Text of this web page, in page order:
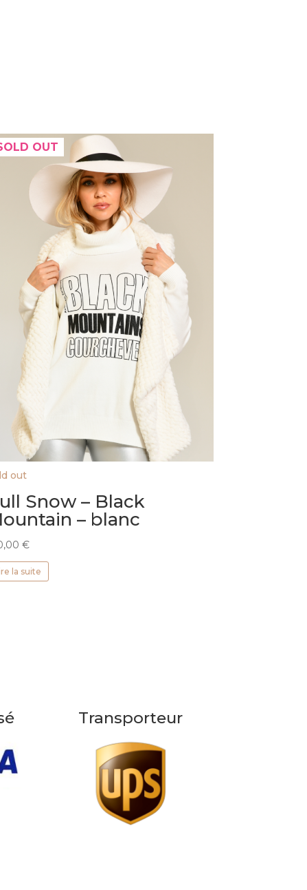
OUT
out
Snow – Black
– blanc
€
la suite
Transporteur